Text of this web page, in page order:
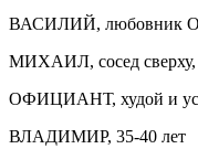
ВАСИЛИЙ, любовник
МИХАИЛ, сосед сверху,
ОФИЦИАНТ, худой и
ВЛАДИМИР, 35-40 лет